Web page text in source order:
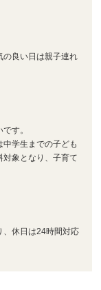
の良い日は親子連れ
す。
中学生までの子ども
象となり、子育て
、休日は24時間対応